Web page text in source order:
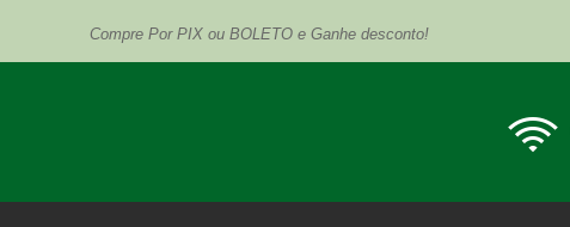
Compre Por PIX ou BOLETO e Ganhe desconto!